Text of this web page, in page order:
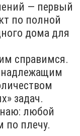
— первый
по полной
дома для
справимся.
надлежащим
задач.
любой
по плечу.